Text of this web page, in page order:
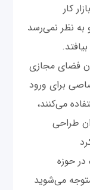
کار
نظر نمی‌رسد
فضای مجازی
برای ورود
می‌کنند،
طراحی
در حوزه
می‌شوید